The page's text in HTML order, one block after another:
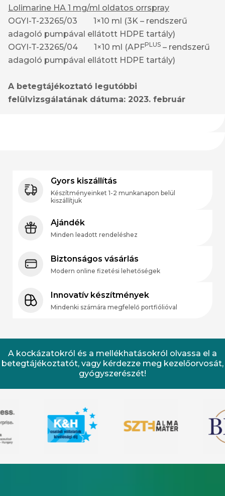
Lolimarine HA 1 mg/ml oldatos orrspray
OGYI-T-23265/03 1×10 ml (3K – rendszerű
adagoló pumpával ellátott HDPE tartály)
OGYI-T-23265/04 1×10 ml (APFPLUS – rendszerű
adagoló pumpával ellátott HDPE tartály)
A betegtájékoztató legutóbbi
felülvizsgálatának dátuma: 2023. február
Gyors kiszállítás
Készítményeinket 1-2 munkanapon belül
kiszállítjuk
Ajándék
Minden leadott rendeléshez
Biztonságos vásárlás
Modern online fizetési lehetőségek
Innovatív készítmények
Mindenki számára megfelelő portfiólióval
A kockázatokról és a mellékhatásokról olvassa el a
betegtájékoztatót, vagy kérdezze meg kezelőorvosát,
gyógyszerészét!